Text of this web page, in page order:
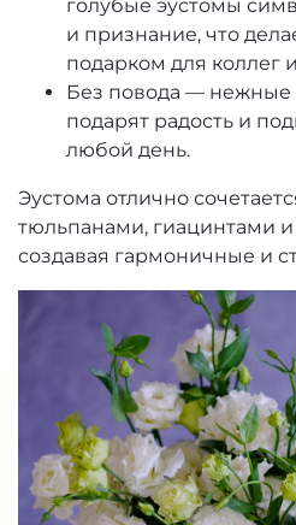
голубые эустомы
и признание, что
подарком для коллег
Без повода — нежные
подарят радость и
любой день.
Эустома отлично
тюльпанами, гиацинтами
создавая гармоничные и